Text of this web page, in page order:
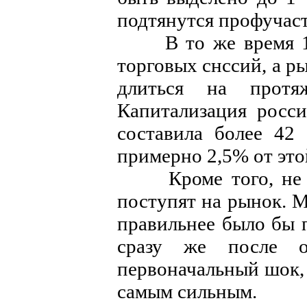
подтянутся
В то же время 1
торговых снссий, а
длиться на
Капитализация
составила более
примерно 2,5% от
Кроме того, не
поступят на рынок.
правильнее было бы
сразу же после
первоначальный
самым сильным.